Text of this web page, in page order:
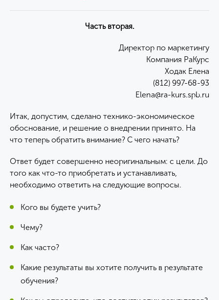
Часть вторая.
Директор по маркетингу
Компания РаКурс
Ходак Елена
(812) 997-68-93
Elena@ra-kurs.spb.ru
Итак, допустим, сделано технико-экономическое
обоснование, и решение о внедрении принято. На
что теперь обратить внимание? С чего начать?
Ответ будет совершенно неоригинальным: с цели. До
того как что-то приобретать и устанавливать,
необходимо ответить на следующие вопросы.
Кого вы будете учить?
Чему?
Как часто?
Какие результаты вы хотите получить в результате
обучения?